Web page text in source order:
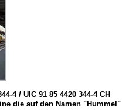
4 / UIC 91 85 4420 344-4 CH
die auf den Namen "Hummel"